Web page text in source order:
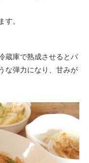
す。
蔵庫で熟成させるとパ
な弾力になり、甘みが